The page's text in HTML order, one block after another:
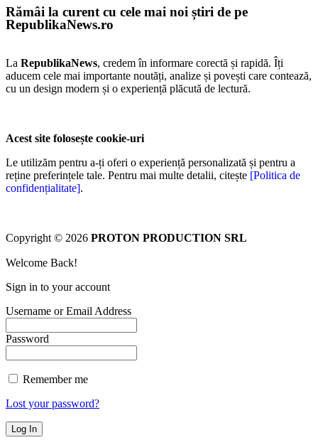
Rămâi la curent cu cele mai noi știri de pe
RepublikaNews.ro
La RepublikaNews, credem în informare corectă și rapidă. Îți
aducem cele mai importante noutăți, analize și povești care contează,
cu un design modern și o experiență plăcută de lectură.
Acest site folosește cookie-uri
Le utilizăm pentru a-ți oferi o experiență personalizată și pentru a
reține preferințele tale. Pentru mai multe detalii, citește [Politica de
confidențialitate].
Copyright © 2026 PROTON PRODUCTION SRL
Welcome Back!
Sign in to your account
Username or Email Address
Password
Remember me
Lost your password?